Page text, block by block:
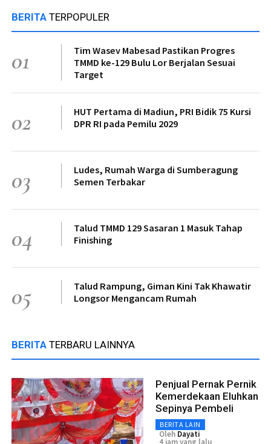
BERITA TERPOPULER
01
Tim Wasev Mabesad Pastikan Progres
TMMD ke-129 Bulu Lor Berjalan Sesuai
Target
02
HUT Pertama di Madiun, PRI Bidik 75 Kursi
DPR RI pada Pemilu 2029
03
Ludes, Rumah Warga di Sumberagung
Semen Terbakar
04
Talud TMMD 129 Sasaran 1 Masuk Tahap
Finishing
05
Talud Rampung, Giman Kini Tak Khawatir
Longsor Mengancam Rumah
BERITA TERBARU LAINNYA
Penjual Pernak Pernik
Kemerdekaan Eluhkan
Sepinya Pembeli
BERITA LAIN
Oleh Dayati